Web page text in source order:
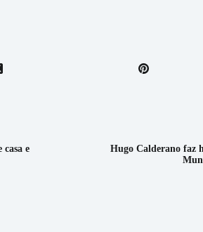
e
Hugo Calderano faz